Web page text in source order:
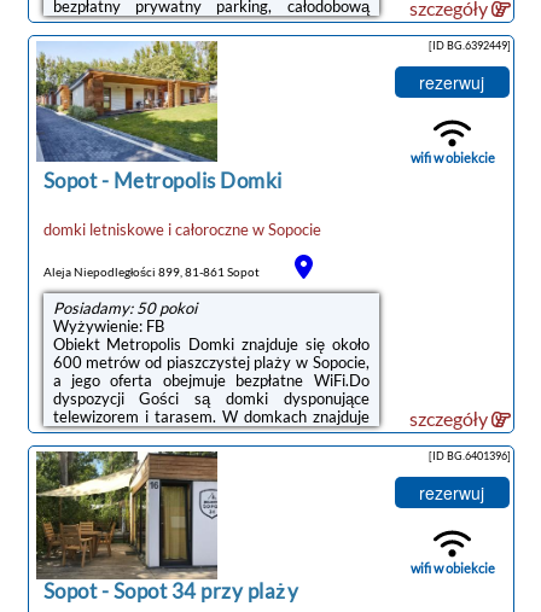
bezpłatny prywatny parking, całodobową
recepcję oraz bezpłatne Wi-Fi.W domu
wakacyjnym z 3 sypialniami zapewniono
salon z telewizorem z płaskim ekranem z
dostępem do kanałów kablowych, aneks
kuchenny z pełnym wyposażeniem, w tym
lodówką i zmywarką, a także kilka łazienek
(2) z prysznicem. W domu wakacyjnym
zapewniono ręczniki i pościel.Serwowane jest
śniadanie ...
szczegóły
Sopot- Metropolis Domki
domki letniskowe i całorocznewSopocie
Aleja Niepodległości 899, 81-861 Sopot
Posiadamy: 50 pokoi
Wyżywienie: FB
Obiekt Metropolis Domki znajduje się około
600 metrów od piaszczystej plaży w Sopocie,
a jego oferta obejmuje bezpłatne WiFi.Do
dyspozycji Gości są domki dysponujące
telewizorem i tarasem. W domkach znajduje
się aneks kuchenny z lodówką, czajnikiem
elektrycznym oraz stołem, jak również
łazienka z prysznicem. Dodatkowe
udogodnienia to sofa oraz część
wypoczynkowa na świeżym powietrzu.
Pościel jest zapewniona.Personel recepcji w
obiekcie Metropolis Domki służy pomocą
przez całą dobę. Dla dzieci przygotowano plac
zabaw. Okolica cieszy się popularnością
wśród miłośników ...
[ID BG.6392449]
rezerwuj
wifi w obiekcie
szczegóły
Sopot-Sopot 34 przy plaży
[ID BG.6401396]
rezerwuj
wifi w obiekcie